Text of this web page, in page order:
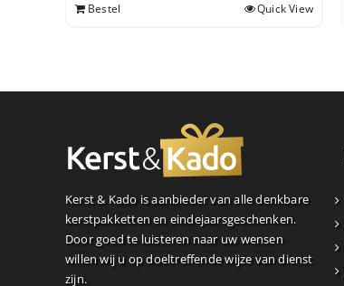
Bestel Quick View
Kerst & Kado is aanbieder van alle denkbare
kerstpakketten en eindejaarsgeschenken.
Door goed te luisteren naar uw wensen
willen wij u op doeltreffende wijze van dienst
zijn.